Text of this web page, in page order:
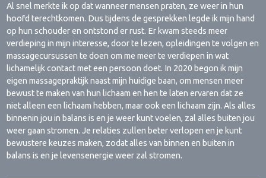
Al snel merkte ik op dat wanneer mensen praten, ze weer in hun
hoofd terechtkomen. Dus tijdens de gesprekken legde ik mijn hand
op hun schouder en ontstond er rust. Er kwam steeds meer
verdieping in mijn interesse, door te lezen, opleidingen te volgen en
massagecursussen te doen om me meer te verdiepen in wat
lichamelijk contact met een persoon doet. In 2020 begon ik mijn
eigen massagepraktijk naast mijn huidige baan, om mensen meer
bewust te maken van hun lichaam en hen te laten ervaren dat ze
niet alleen een lichaam hebben, maar ook een lichaam zijn. Als alles
binnenin jou in balans is en je weer kunt voelen, zal alles buiten jou
weer gaan stromen. Je relaties zullen beter verlopen en je kunt
bewustere keuzes maken, zodat alles van binnen en buiten in
balans is en je levensenergie weer zal stromen.